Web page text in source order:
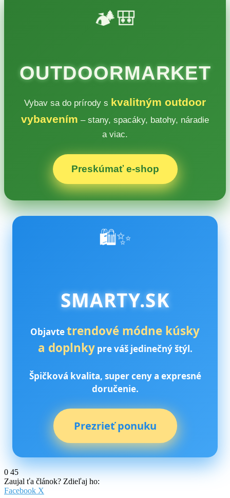
🏕️🎒
OUTDOORMARKET
Vybav sa do prírody s kvalitným outdoor
vybavením – stany, spacáky, batohy, náradie
a viac.
Preskúmať e‑shop
🛍️✨
SMARTY.SK
Objavtetrendové módne kúsky
a doplnkypre váš jedinečný štýl.
Špičková kvalita, super ceny a expresné
doručenie.
Prezrieť ponuku
0 45
Zaujal ťa článok? Zdieľaj ho:
Facebook X